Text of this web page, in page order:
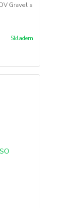
Gravel s
Skladem